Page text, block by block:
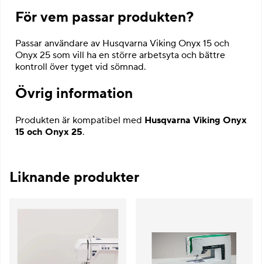
För vem passar produkten?
Passar användare av Husqvarna Viking Onyx 15 och
Onyx 25 som vill ha en större arbetsyta och bättre
kontroll över tyget vid sömnad.
Övrig information
Produkten är kompatibel med Husqvarna Viking Onyx
15 och Onyx 25.
Liknande produkter